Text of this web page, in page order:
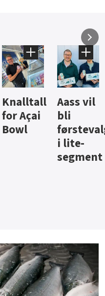
Brus og
jus fra
Berentsen
Hard
iste fra
Hansa